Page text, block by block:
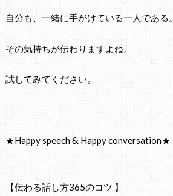
自分も、一緒に手がけている一人である。
その気持ちが伝わりますよね。
試してみてください。
★Happy speech & Happy conversation★
【伝わる話し方365のコツ 】